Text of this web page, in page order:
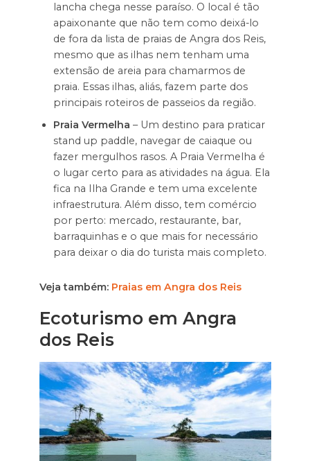
lancha chega nesse paraíso. O local é tão
apaixonante que não tem como deixá-lo
de fora da lista de praias de Angra dos Reis,
mesmo que as ilhas nem tenham uma
extensão de areia para chamarmos de
praia. Essas ilhas, aliás, fazem parte dos
principais roteiros de passeios da região.
Praia Vermelha – Um destino para praticar
stand up paddle, navegar de caiaque ou
fazer mergulhos rasos. A Praia Vermelha é
o lugar certo para as atividades na água. Ela
fica na Ilha Grande e tem uma excelente
infraestrutura. Além disso, tem comércio
por perto: mercado, restaurante, bar,
barraquinhas e o que mais for necessário
para deixar o dia do turista mais completo.
Veja também: Praias em Angra dos Reis
Ecoturismo em Angra
dos Reis